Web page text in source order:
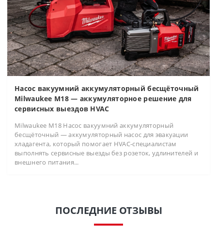
Насос вакуумний аккумуляторный бесщёточный
Milwaukee M18 — аккумуляторное решение для
сервисных выездов HVAC
Milwaukee M18 Насос вакуумний аккумуляторный
бесщёточный — аккумуляторный насос для эвакуации
хладагента, который помогает HVAC-специалистам
выполнять сервисные выезды без розеток, удлинителей и
внешнего питания...
ПОСЛЕДНИЕ ОТЗЫВЫ